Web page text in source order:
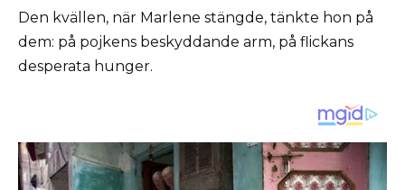
Den kvällen, när Marlene stängde, tänkte hon på
dem: på pojkens beskyddande arm, på flickans
desperata hunger.